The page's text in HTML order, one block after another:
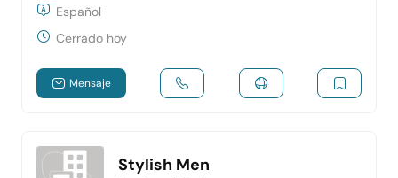
Español
Cerrado hoy
Mensaje
Stylish Men